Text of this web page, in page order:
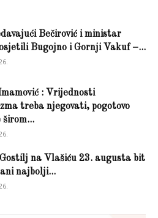
Bečirović i ministar
Bugojno i Gornji Vakuf –...
: Vrijednosti
treba njegovati, pogotovo
širom...
na Vlašiću 23. augusta bit
najbolji...